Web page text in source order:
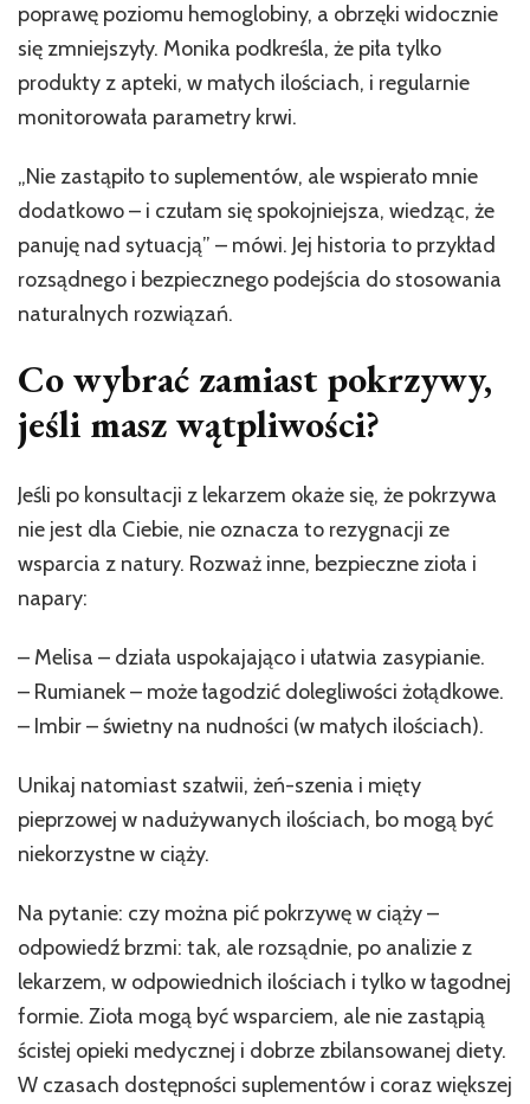
poprawę poziomu hemoglobiny, a obrzęki widocznie
się zmniejszyły. Monika podkreśla, że piła tylko
produkty z apteki, w małych ilościach, i regularnie
monitorowała parametry krwi.
„Nie zastąpiło to suplementów, ale wspierało mnie
dodatkowo – i czułam się spokojniejsza, wiedząc, że
panuję nad sytuacją” – mówi. Jej historia to przykład
rozsądnego i bezpiecznego podejścia do stosowania
naturalnych rozwiązań.
Co wybrać zamiast pokrzywy,
jeśli masz wątpliwości?
Jeśli po konsultacji z lekarzem okaże się, że pokrzywa
nie jest dla Ciebie, nie oznacza to rezygnacji ze
wsparcia z natury. Rozważ inne, bezpieczne zioła i
napary:
– Melisa – działa uspokajająco i ułatwia zasypianie.
– Rumianek – może łagodzić dolegliwości żołądkowe.
– Imbir – świetny na nudności (w małych ilościach).
Unikaj natomiast szałwii, żeń-szenia i mięty
pieprzowej w nadużywanych ilościach, bo mogą być
niekorzystne w ciąży.
Na pytanie: czy można pić pokrzywę w ciąży –
odpowiedź brzmi: tak, ale rozsądnie, po analizie z
lekarzem, w odpowiednich ilościach i tylko w łagodnej
formie. Zioła mogą być wsparciem, ale nie zastąpią
ścisłej opieki medycznej i dobrze zbilansowanej diety.
W czasach dostępności suplementów i coraz większej